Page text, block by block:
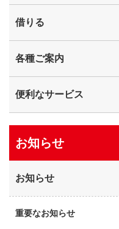
借りる
各種ご案内
便利なサービス
お知らせ
お知らせ
重要なお知らせ